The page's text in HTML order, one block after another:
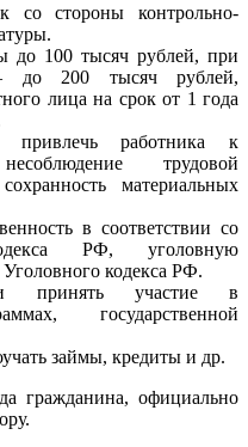
со стороны контрольно-
до 100 тысяч рублей, при
до 200 тысяч рублей,
лица на срок от 1 года
привлечь работника к
трудовой
материальных
в соответствии со
РФ, уголовную
Уголовного кодекса РФ.
принять участие в
государственной
займы, кредиты и др.
гражданина, официально